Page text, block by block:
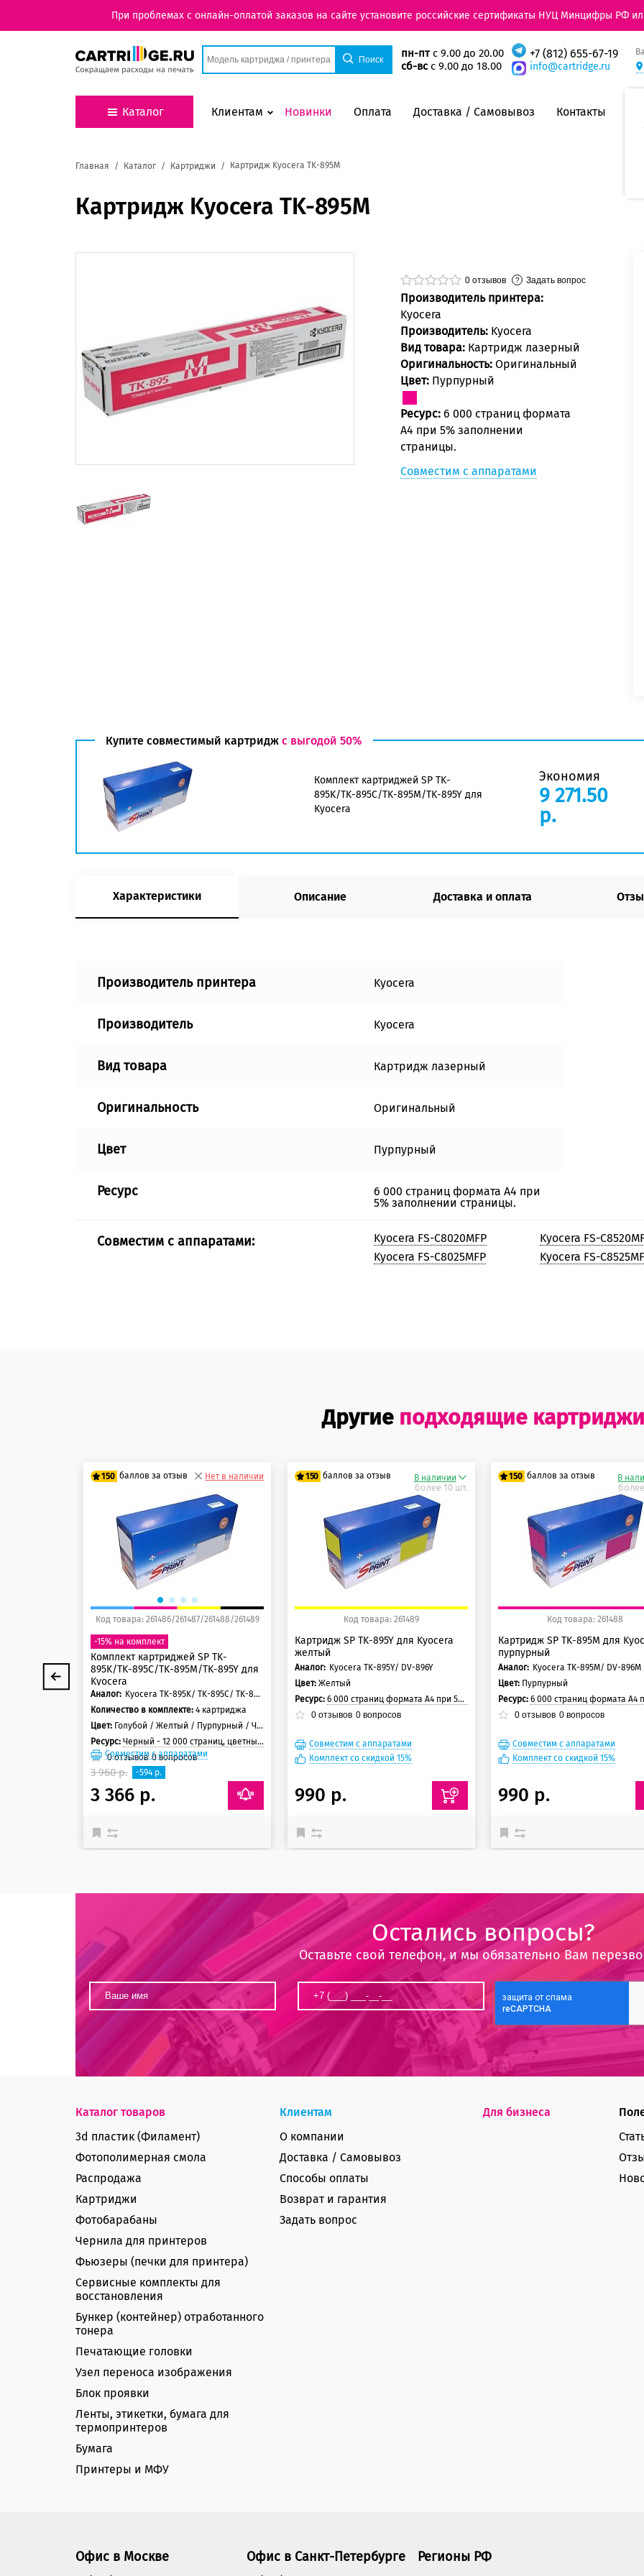
При проблемах с онлайн-оплатой заказов на сайте установите российские сертификаты НУЦ Минцифры РФ
пн-птс 9.00 до 20.00
сб-всс 9.00 до 18.00
+7 (812) 655-67-19
info@cartridge.ru
Каталог Клиентам Новинки Оплата Доставка / Самовывоз Контакты
Главная Каталог Картриджи Картридж Kyocera TK-895M
Картридж Kyocera TK-895M
0 отзывов Задать вопрос
Производитель принтера:
Kyocera
Производитель: Kyocera
Вид товара: Картридж лазерный
Оригинальность: Оригинальный
Цвет: Пурпурный
Ресурс: 6 000 страниц формата
А4 при 5% заполнении
страницы.
Совместим с аппаратами
Купите совместимый картридж с выгодой 50%
Комплект картриджей SP TK-
895K/TK-895C/TK-895M/TK-895Y для
Kyocera
Экономия
9 271.50
р.
Характеристики Описание Доставка и оплата
Производитель принтера Kyocera
Производитель Kyocera
Вид товара Картридж лазерный
Оригинальность Оригинальный
Цвет Пурпурный
Ресурс
6 000 страниц формата А4 при
5% заполнении страницы.
Совместим с аппаратами:
Kyocera FS-C8020MFP
Kyocera FS-C8025MFP
Kyocera FS-
Kyocera FS-
Другие подходящие картриджи
150 баллов за отзыв
125 баллов
150 баллов
Нет в наличии
Код товара: 261486/261487/261488/261489
-15% на комплект
Комплект картриджей SP TK-
895K/TK-895C/TK-895M/TK-895Y для
Kyocera
Аналог:
Kyocera TK-895K/ TK-895C/ TK-895M/ TK-895Y
Количество в комплекте: 4 картриджа
Цвет: Голубой / Желтый / Пурпурный / Черный
Ресурс:Черный - 12 000 страниц, цветные - 6 000 страниц
0отзывов 0вопросов
Совместим с аппаратами
3 960 р. -594 р.
3 366 р.
150 баллов за отзыв
125 баллов
150 баллов
В наличии
более 10 шт.
Код товара: 261489
Картридж SP TK-895Y для Kyocera
желтый
Аналог: Kyocera TK-895Y/ DV-896Y
Цвет: Желтый
Ресурс: 6 000 страниц формата А4 при 5% заполнении страницы
0отзывов 0вопросов
Совместим с аппаратами
Комплект со скидкой 15%
990 р.
150 баллов за отзыв
125 баллов
150 баллов
В
Код товара: 261488
Картридж SP TK-895M для
пурпурный
Аналог: Kyocera TK-895M/ DV-896M
Цвет: Пурпурный
Ресурс:6 000 страниц формата А4 при 5% заполнении
0 отзывов 0 вопросов
Совместим с аппаратами
Комплект со скидкой 15%
990 р.
Остались вопросы?
Оставьте свой телефон, и мы обязательно Вам
Каталог товаров
3d пластик (Филамент)
Фотополимерная смола
Распродажа
Картриджи
Фотобарабаны
Чернила для принтеров
Фьюзеры (печки для принтера)
Сервисные комплекты для
восстановления
Бункер (контейнер) отработанного
тонера
Печатающие головки
Узел переноса изображения
Блок проявки
Ленты, этикетки, бумага для
термопринтеров
Бумага
Принтеры и МФУ
Клиентам
О компании
Доставка / Самовывоз
Способы оплаты
Возврат и гарантия
Задать вопрос
Для бизнеса
Офис в Москве Офис в Санкт-Петербурге Регионы РФ